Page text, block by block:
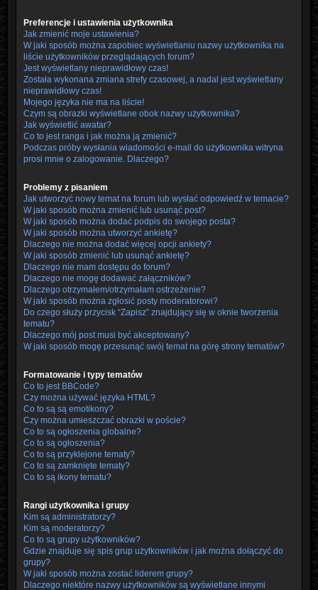
Preferencje i ustawienia użytkownika
Jak zmienić moje ustawienia?
W jaki sposób można zapobiec wyświetlaniu nazwy użytkownika na
liście użytkowników przeglądających forum?
Jest wyświetlany nieprawidłowy czas!
Została wykonana zmiana strefy czasowej, a nadal jest wyświetlany
nieprawidłowy czas!
Mojego języka nie ma na liście!
Czym są obrazki wyświetlane obok nazwy użytkownika?
Jak wyświetlić awatar?
Co to jest ranga i jak można ją zmienić?
Podczas próby wysłania wiadomości e-mail do użytkownika witryna
prosi mnie o zalogowanie. Dlaczego?
Problemy z pisaniem
Jak utworzyć nowy temat na forum lub wysłać odpowiedź w temacie?
W jaki sposób można zmienić lub usunąć post?
W jaki sposób można dodać podpis do swojego posta?
W jaki sposób można utworzyć ankietę?
Dlaczego nie można dodać więcej opcji ankiety?
W jaki sposób zmienić lub usunąć ankietę?
Dlaczego nie mam dostępu do forum?
Dlaczego nie mogę dodawać załączników?
Dlaczego otrzymałem/otrzymałam ostrzeżenie?
W jaki sposób można zgłosić posty moderatorowi?
Do czego służy przycisk “Zapisz” znajdujący się w oknie tworzenia
tematu?
Dlaczego mój post musi być akceptowany?
W jaki sposób mogę przesunąć swój temat na górę strony tematów?
Formatowanie i typy tematów
Co to jest BBCode?
Czy można używać języka HTML?
Co to są są emotikony?
Czy można umieszczać obrazki w poście?
Co to są ogłoszenia globalne?
Co to są ogłoszenia?
Co to są przyklejone tematy?
Co to są zamknięte tematy?
Co to są ikony tematu?
Rangi użytkownika i grupy
Kim są administratorzy?
Kim są moderatorzy?
Co to są grupy użytkowników?
Gdzie znajduje się spis grup użytkowników i jak można dołączyć do
grupy?
W jaki sposób można zostać liderem grupy?
Dlaczego niektóre nazwy użytkowników są wyświetlane innymi